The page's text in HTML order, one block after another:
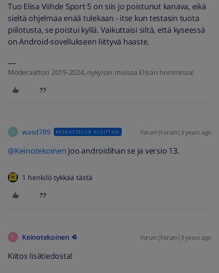
Tuo Elisa Viihde Sport 5 on siis jo poistunut kanava, eikä
sieltä ohjelmaa enää tulekaan - itse kun testasin tuota
piilotusta, se poistui kyllä. Vaikuttaisi siltä, että kyseessä
on Android-sovellukseen liittyvä haaste.
Moderaattori 2019-2024, nykyisin muissa Elisan hommissa!
W wasd789 KESKUSTELUN ALOITTAJA Forum|Forum|3 years ago
@Keinotekoinen Joo androidihan se ja versio 13.
1 henkilö tykkää tästä
K Keinotekoinen Forum|Forum|3 years ago
Kiitos lisätiedosta!